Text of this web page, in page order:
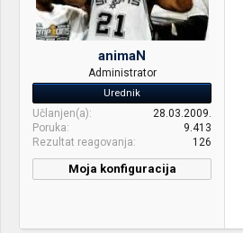
animaN
Administrator
Urednik
Učlanjen(a)
28.03.2009.
Poruka
9.413
Rezultat reagovanja
126
Moja konfiguracija